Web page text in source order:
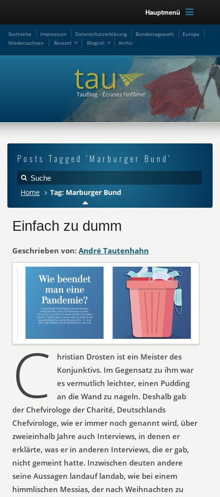
Hauptmenü
Startseite Impressum Datenschutzerklärung Bundestagswahl
Europa
Niedersachsen
Ressort Blogroll Archiv
Posts Tagged 'Marburger Bund'
Home Tag: Marburger Bund
Einfach zu dumm
Geschrieben von: André Tautenhahn
C
hristian Drosten ist ein Meister des
Konjunktivs. Im Gegensatz zu ihm war
es vermutlich leichter, einen Pudding
an die Wand zu nageln. Deshalb gab
der Chefvirologe der Charité, Deutschlands
Chefvirologe, wie er immer noch genannt wird, über
zweieinhalb Jahre auch Interviews, in denen er
erklärte, was er in anderen Interviews, die er gab,
nicht gemeint hatte. Inzwischen deuten andere
seine Aussagen landauf landab, wie bei einem
himmlischen Messias, der nach Weihnachten zu